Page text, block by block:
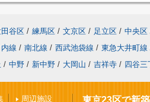
谷区 / 練馬区 / 文京区 / 足立区 / 中央区
線 / 南北線 / 西武池袋線 / 東急大井町線
/ 中野 / 新中野 / 大岡山 / 吉祥寺 / 四谷三
周辺施設 東京23区で新